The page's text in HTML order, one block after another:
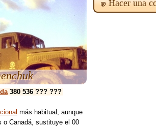
Hacer una
380 536 ??? ???
más habitual, aunque
o Canadá, sustituye el 00